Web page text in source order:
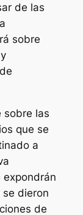
de las
sobre
sobre las
que se
a
expondrán
dieron
de